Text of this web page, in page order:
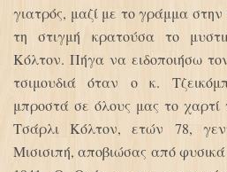
γιατρός, μαζί με το γράμμα
τη στιγμή κρατούσα το
Κόλτον. Πήγα να ειδοποιήσω
τσιμουδιά όταν ο κ.
μπροστά σε όλους μας το χαρτί
Τσάρλι Κόλτον, ετών 78,
Μισισιπή, αποβιώσας από φυσικά